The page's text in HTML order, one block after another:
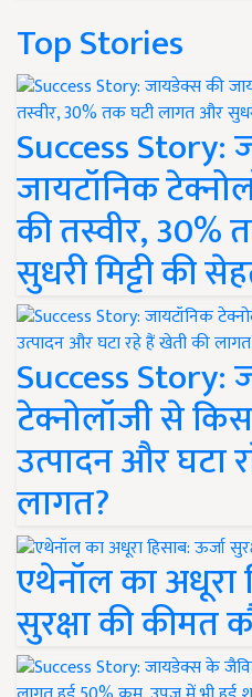
Top Stories
Success Story:
जायटॉनिक
की तस्वीर,
सुधरी मिट्टी की
Success Story:
टेक्नोलॉजी से
उत्पादन और घटा
लागत?
एथेनॉल का अधूरा
सुरक्षा की कीमत